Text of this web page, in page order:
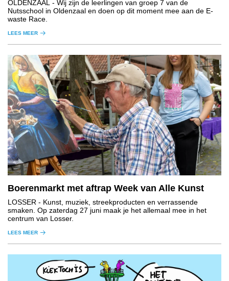
OLDENZAAL - Wij zijn de leerlingen van groep 7 van de
Nutsschool in Oldenzaal en doen op dit moment mee aan de E-
waste Race.
LEES MEER
Boerenmarkt met aftrap Week van Alle Kunst
LOSSER - Kunst, muziek, streekproducten en verrassende
smaken. Op zaterdag 27 juni maak je het allemaal mee in het
centrum van Losser.
LEES MEER